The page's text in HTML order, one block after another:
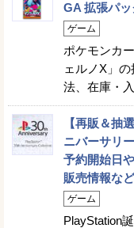
GA 拡張パッ
ゲーム
ポケモンカ
ェルノX」
法、在庫・
【再販＆抽
ニバーサリ
予約開始日
販売情報など
ゲーム
PlayStation